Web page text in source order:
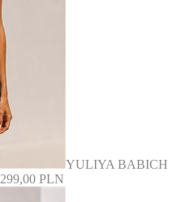
YULIYA BABICH
299,00 PLN